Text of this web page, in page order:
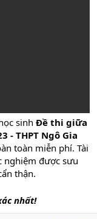
sinh Đề thi giữa
- THPT Ngô Gia
toàn miễn phí. Tài
nghiệm được sưu
thận.
nhất!